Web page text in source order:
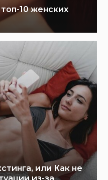
10 женских
или Как не